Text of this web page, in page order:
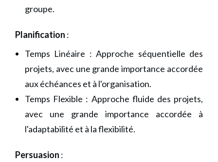
groupe.
Planification :
Temps Linéaire : Approche séquentielle des
projets, avec une grande importance accordée
aux échéances et à l'organisation.
Temps Flexible : Approche fluide des projets,
avec une grande importance accordée à
l'adaptabilité et à la flexibilité.
Persuasion :